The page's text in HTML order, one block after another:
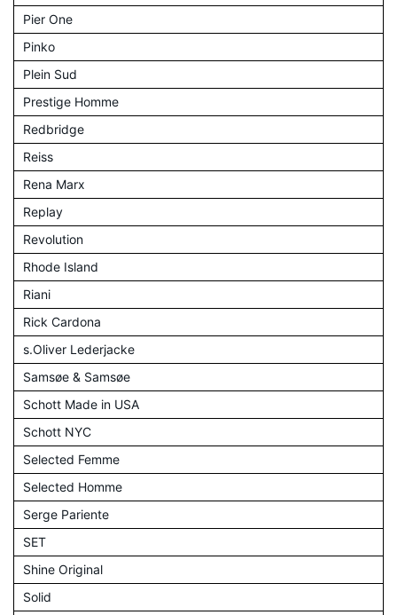
Pier One
Pinko
Plein Sud
Prestige Homme
Redbridge
Reiss
Rena Marx
Replay
Revolution
Rhode Island
Riani
Rick Cardona
s.Oliver Lederjacke
Samsøe & Samsøe
Schott Made in USA
Schott NYC
Selected Femme
Selected Homme
Serge Pariente
SET
Shine Original
Solid